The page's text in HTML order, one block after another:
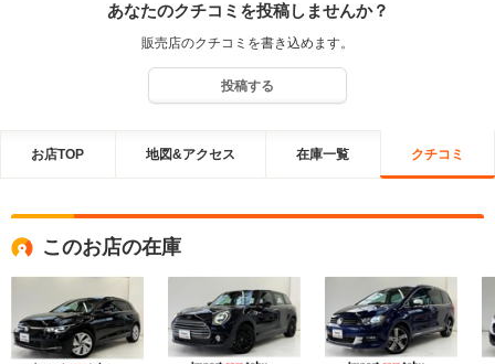
あなたのクチコミを投稿しませんか？
販売店のクチコミを書き込めます。
投稿する
お店TOP 地図&アクセス 在庫一覧 クチコミ
このお店の在庫